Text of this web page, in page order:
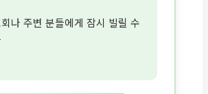
나 주변 분들에게 잠시 빌릴 수